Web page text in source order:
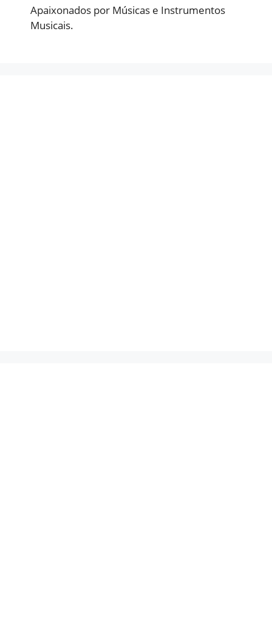
Apaixonados por Músicas e Instrumentos
Musicais.